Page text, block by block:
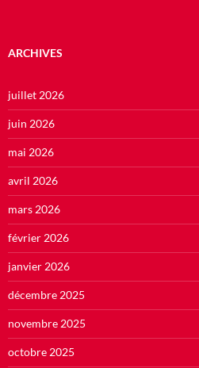
ARCHIVES
juillet 2026
juin 2026
mai 2026
avril 2026
mars 2026
février 2026
janvier 2026
décembre 2025
novembre 2025
octobre 2025